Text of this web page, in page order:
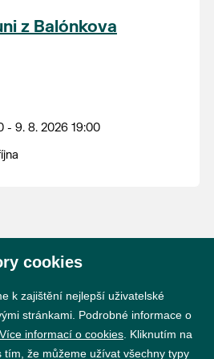
je zapsána na Seznam
a kulturního dědictví
z Balónkova
- 9. 8. 2026 19:00
cookies
k zajištění nejlepší uživatelské
stránkami. Podrobné informace o
Více informací o cookies . Kliknutím na
tím, že můžeme užívat všechny typy